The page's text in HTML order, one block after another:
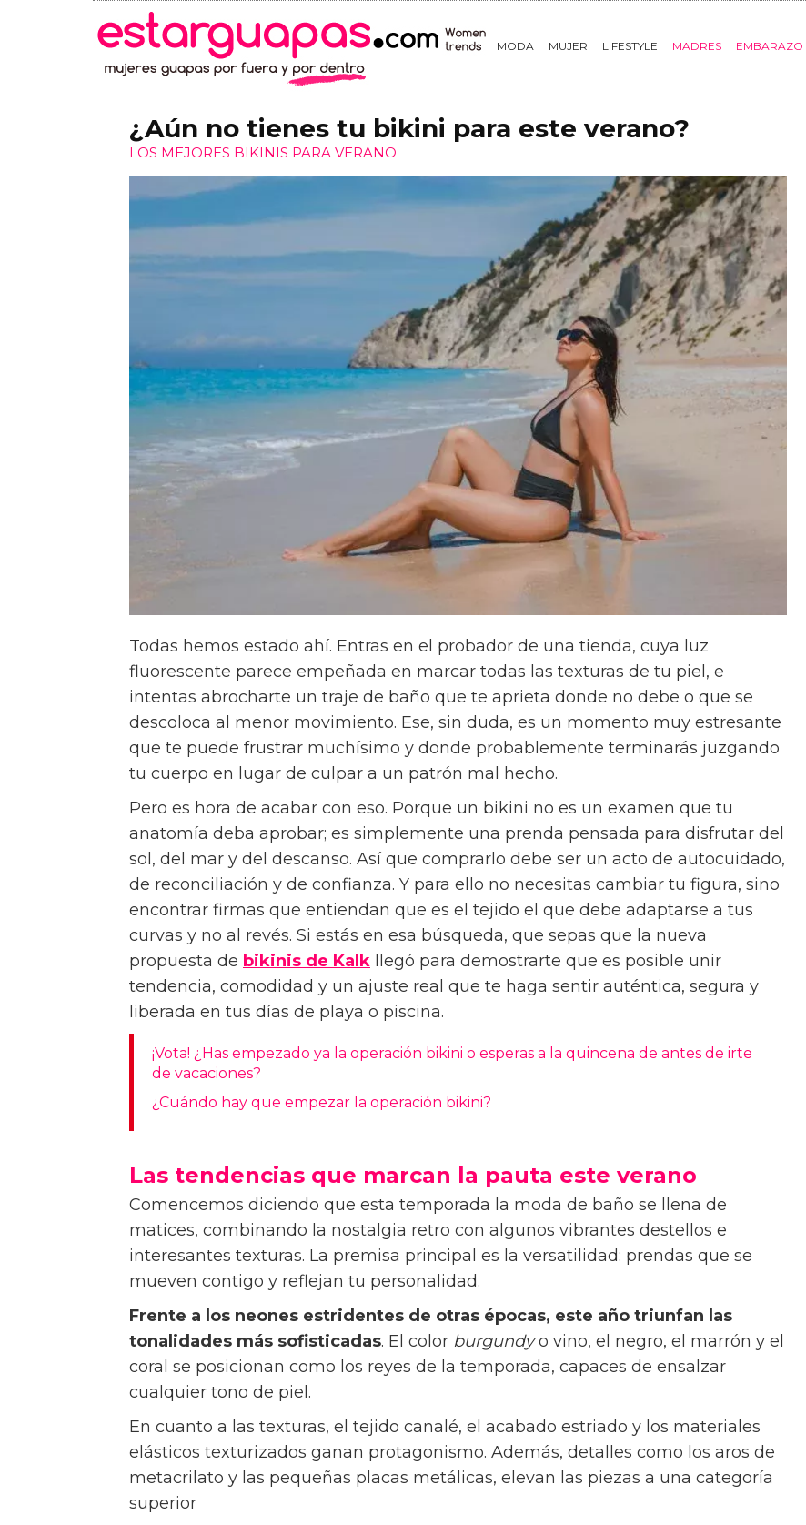
MODA MUJER LIFESTYLE MADRES EMBARAZO
¿Aún no tienes tu bikini para este verano?
LOS MEJORES BIKINIS PARA VERANO
Todas hemos estado ahí. Entras en el probador de una tienda, cuya luz
fluorescente parece empeñada en marcar todas las texturas de tu piel, e
intentas abrocharte un traje de baño que te aprieta donde no debe o que se
descoloca al menor movimiento. Ese, sin duda, es un momento muy estresante
que te puede frustrar muchísimo y donde probablemente terminarás juzgando
tu cuerpo en lugar de culpar a un patrón mal hecho.
Pero es hora de acabar con eso. Porque un bikini no es un examen que tu
anatomía deba aprobar; es simplemente una prenda pensada para disfrutar del
sol, del mar y del descanso. Así que comprarlo debe ser un acto de autocuidado,
de reconciliación y de confianza. Y para ello no necesitas cambiar tu figura, sino
encontrar firmas que entiendan que es el tejido el que debe adaptarse a tus
curvas y no al revés. Si estás en esa búsqueda, que sepas que la nueva
propuesta de bikinis de Kalk llegó para demostrarte que es posible unir
tendencia, comodidad y un ajuste real que te haga sentir auténtica, segura y
liberada en tus días de playa o piscina.
¡Vota! ¿Has empezado ya la operación bikini o esperas a la quincena de antes de irte
de vacaciones?
¿Cuándo hay que empezar la operación bikini?
Las tendencias que marcan la pauta este verano
Comencemos diciendo que esta temporada la moda de baño se llena de
matices, combinando la nostalgia retro con algunos vibrantes destellos e
interesantes texturas. La premisa principal es la versatilidad: prendas que se
mueven contigo y reflejan tu personalidad.
Frente a los neones estridentes de otras épocas, este año triunfan las
tonalidades más sofisticadas. El color burgundyo vino, el negro, el marrón y el
coral se posicionan como los reyes de la temporada, capaces de ensalzar
cualquier tono de piel.
En cuanto a las texturas, el tejido canalé, el acabado estriado y los materiales
elásticos texturizados ganan protagonismo. Además, detalles como los aros de
metacrilato y las pequeñas placas metálicas, elevan las piezas a una categoría
superior